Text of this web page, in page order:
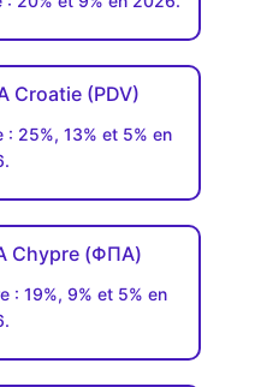
Croatie (PDV)
: 25%, 13% et 5% en
Chypre (ΦΠΑ)
: 19%, 9% et 5% en